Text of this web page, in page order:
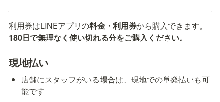
利用券はLINEアプリの料金・利用券から購入できます。
180日で無理なく使い切れる分をご購入ください。
現地払い
店舗にスタッフがいる場合は、現地での単発払いも可
能です